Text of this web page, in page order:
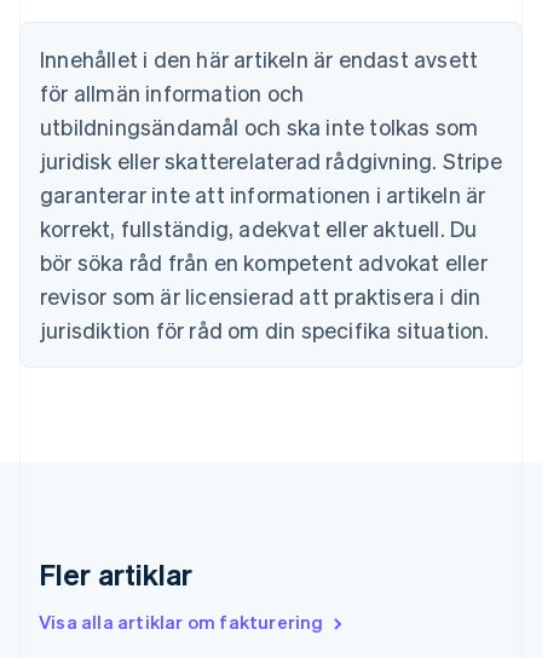
Innehållet i den här artikeln är endast avsett
för allmän information och
utbildningsändamål och ska inte tolkas som
juridisk eller skatterelaterad rådgivning. Stripe
garanterar inte att informationen i artikeln är
korrekt, fullständig, adekvat eller aktuell. Du
bör söka råd från en kompetent advokat eller
revisor som är licensierad att praktisera i din
jurisdiktion för råd om din specifika situation.
Fler artiklar
Visa alla artiklar om fakturering
PortuguêsEnglish
Bulgarien
English
Cypern
English
Danmark
English
Estland
Fastlandskina
简体中文English
Finland
English Svenska
Frankrike
简体中文
Indien
Irland